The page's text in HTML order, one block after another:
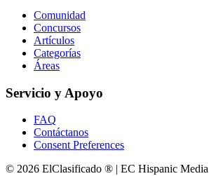
Comunidad
Concursos
Artículos
Categorías
Áreas
Servicio y Apoyo
FAQ
Contáctanos
Consent Preferences
© 2026 ElClasificado ® | EC Hispanic Media